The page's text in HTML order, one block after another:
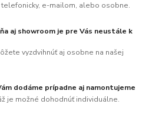
telefonicky, e-mailom, alebo osobne.
aj showroom je pre Vás neustále k
vyzdvihnúť aj osobne na našej
dodáme prípadne aj namontujeme
je možné dohodnúť individuálne.